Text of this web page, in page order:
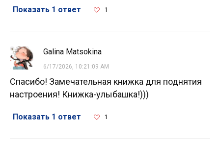
Показать 1 ответ 1
Galina Matsokina
6/17/2026, 10:21:09 AM
Спасибо! Замечательная книжка для поднятия
настроения! Книжка-улыбашка!)))
Показать 1 ответ 1